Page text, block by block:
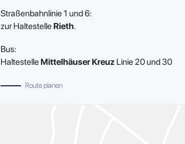
Straßenbahnlinie 1 und 6:
zur Haltestelle Rieth.
Bus:
Haltestelle Mittelhäuser Kreuz Linie 20 und 30
Route planen